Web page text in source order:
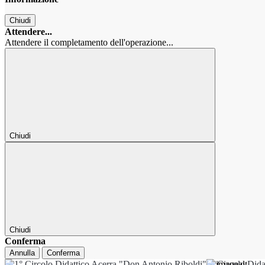
Chiudi
Attendere...
Attendere il completamento dell'operazione...
Chiudi
Chiudi
Conferma
Annulla Conferma